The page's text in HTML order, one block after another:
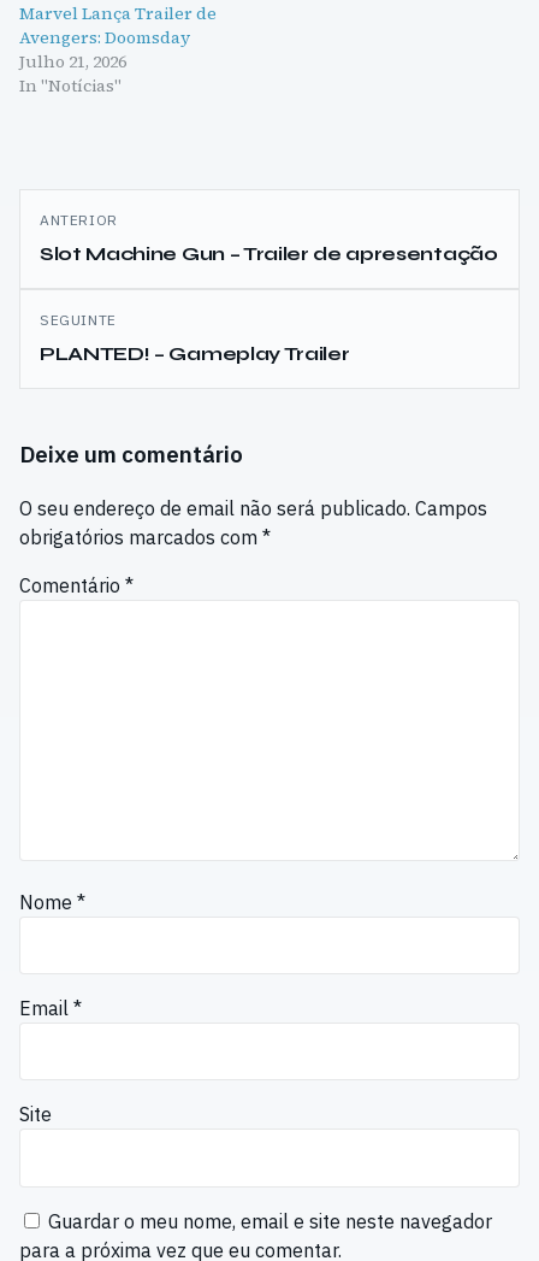
Marvel Lança Trailer de
Avengers: Doomsday
Julho 21, 2026
In "Notícias"
Navegação
de
artigos
ANTERIOR
Slot Machine Gun – Trailer de apresentação
SEGUINTE
PLANTED! – Gameplay Trailer
Deixe um comentário
O seu endereço de email não será publicado. Campos
obrigatórios marcados com *
Comentário *
Nome *
Email *
Site
Guardar o meu nome, email e site neste navegador
para a próxima vez que eu comentar.